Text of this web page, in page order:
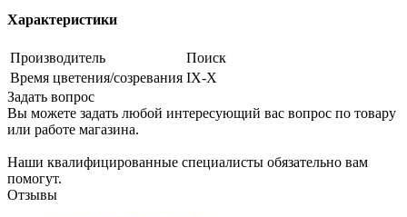
Характеристики
Производитель
Поиск
Время цветения/созревания IX-X
Задать вопрос
Вы можете задать любой интересующий вас вопрос по товару
или работе магазина.
Наши квалифицированные специалисты обязательно вам
помогут.
Отзывы